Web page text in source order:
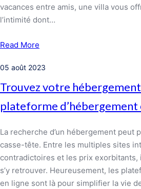
vacances entre amis, une villa vous
l’intimité dont…
Read More
05 août 2023
Trouvez votre
plateforme d’hébergement
La recherche d’un hébergement peut
casse-tête. Entre les multiples sites
contradictoires et les prix
s’y retrouver. Heureusement, les
en ligne sont là pour simplifier la vie